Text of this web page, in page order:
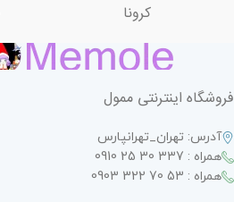
کرونا
فروشگاه اینترنتی ممول
آدرس: تهران_تهرانپارس
همراه : 337 30 25 0910
همراه : 53 70 322 0903